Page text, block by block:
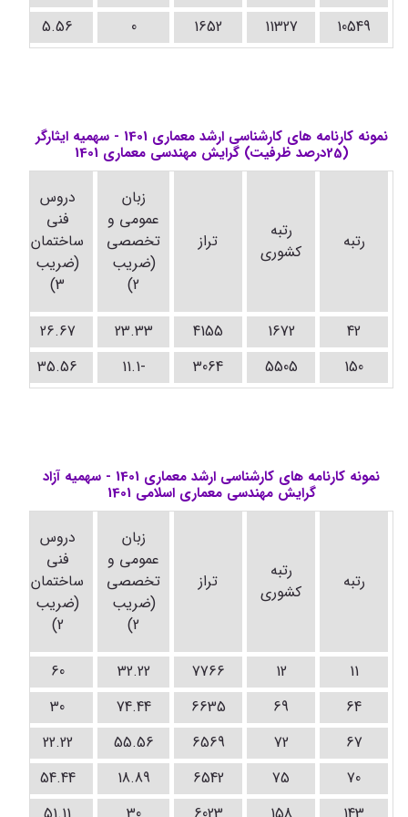
10549
11327
1652
0
5.56
نمونه کارنامه های کارشناسی ارشد معماری 1401 - سهمیه ایثارگر
(25درصد ظرفیت) گرایش مهندسی معماری 1401
رتبه
رتبه
کشوری
تراز
زبان
عمومی و
تخصصی
(ضریب
2)
دروس
فنی
ساختمان
(ضریب
3)
42
1672
4155
23.33
26.67
150
5505
3064
-11.1
35.56
نمونه کارنامه های کارشناسی ارشد معماری 1401 - سهمیه آزاد
گرایش مهندسی معماری اسلامی 1401
رتبه
رتبه
کشوری
تراز
زبان
عمومی و
تخصصی
(ضریب
2)
دروس
فنی
ساختمان
(ضریب
2)
11
12
7766
32.22
60
64
69
6635
74.44
30
67
72
6569
55.56
22.22
70
75
6542
18.89
54.44